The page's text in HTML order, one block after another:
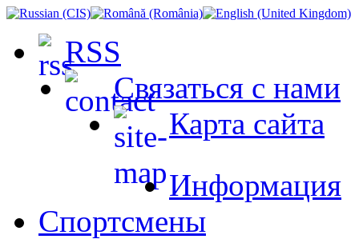
RSS
Связаться с нами
Карта сайта
Информация
Спортсмены